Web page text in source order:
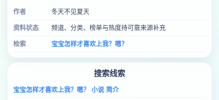
作者 冬天不见夏天
资料状态 频道、分类、榜单与热度待可靠来源补充
检索 宝宝怎样才喜欢上我？嗯？
搜索线索
宝宝怎样才喜欢上我？嗯？ 小说 简介